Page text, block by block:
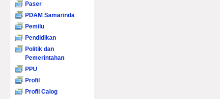
Paser
PDAM Samarinda
Pemilu
Pendidikan
Politik dan
Pemerintahan
PPU
Profil
Profil Calog